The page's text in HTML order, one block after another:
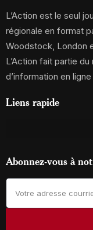
L’Action est le seul
régionale en format
Woodstock, London
L’Action fait partie
d’information en
Liens rapide
Abonnez-vous à